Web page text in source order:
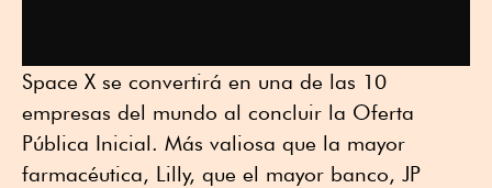
Space X se convertirá en una de las 10
empresas del mundo al concluir la Oferta
Pública Inicial. Más valiosa que la mayor
farmacéutica, Lilly, que el mayor banco, JP